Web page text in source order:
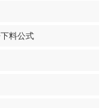
料公式